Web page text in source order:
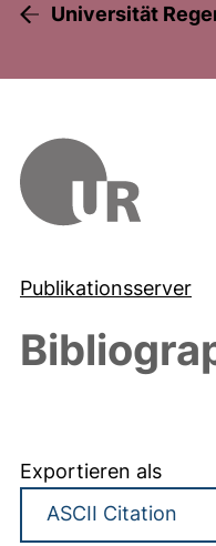
Universität
Publikationsserver
Exportieren als